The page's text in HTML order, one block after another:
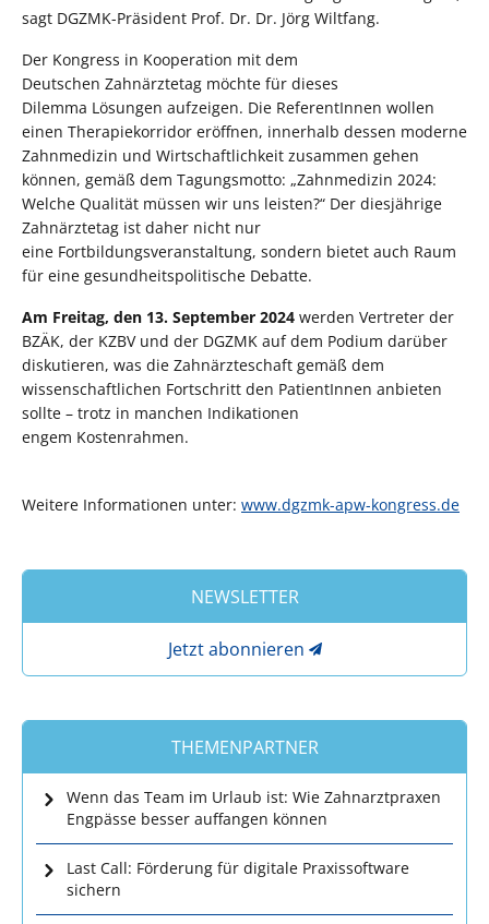
sagt DGZMK-Präsident Prof. Dr. Dr. Jörg Wiltfang.
Der Kongress in Kooperation mit dem
Deutschen Zahnärztetag möchte für dieses
Dilemma Lösungen aufzeigen. Die ReferentInnen wollen
einen Therapiekorridor eröffnen, innerhalb dessen moderne
Zahnmedizin und Wirtschaftlichkeit zusammen gehen
können, gemäß dem Tagungsmotto: „Zahnmedizin 2024:
Welche Qualität müssen wir uns leisten?“ Der diesjährige
Zahnärztetag ist daher nicht nur
eine Fortbildungsveranstaltung, sondern bietet auch Raum
für eine gesundheitspolitische Debatte.
Am Freitag, den 13. September 2024 werden Vertreter der
BZÄK, der KZBV und der DGZMK auf dem Podium darüber
diskutieren, was die Zahnärzteschaft gemäß dem
wissenschaftlichen Fortschritt den PatientInnen anbieten
sollte – trotz in manchen Indikationen
engem Kostenrahmen.
Weitere Informationen unter: www.dgzmk-apw-kongress.de
NEWSLETTER
Jetzt abonnieren
THEMENPARTNER
Wenn das Team im Urlaub ist: Wie Zahnarztpraxen
Engpässe besser auffangen können
Last Call: Förderung für digitale Praxissoftware
sichern